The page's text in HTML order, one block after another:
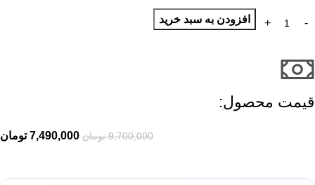
افزودن به سبد خرید
قیمت محصول:​
9,700,000 تومان 7,490,000 تومان